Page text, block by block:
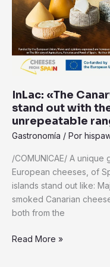
InLac: «The
stand out with
unrepeatable
Gastronomía / Por
/COMUNICAE/ A
European cheeses, of
islands stand out like:
smoked Canarian
both from the
Read More »